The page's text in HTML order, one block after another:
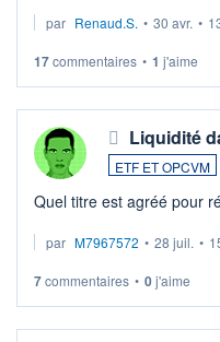
Investissement long
par Renaud.S. • 30 avr. •
17commentaires • 1 j'aime
Liquidité
ETF ET OPCVM
Quel titre est agréé pour
par M7967572 • 28 juil. •
7commentaires • 0j'aime